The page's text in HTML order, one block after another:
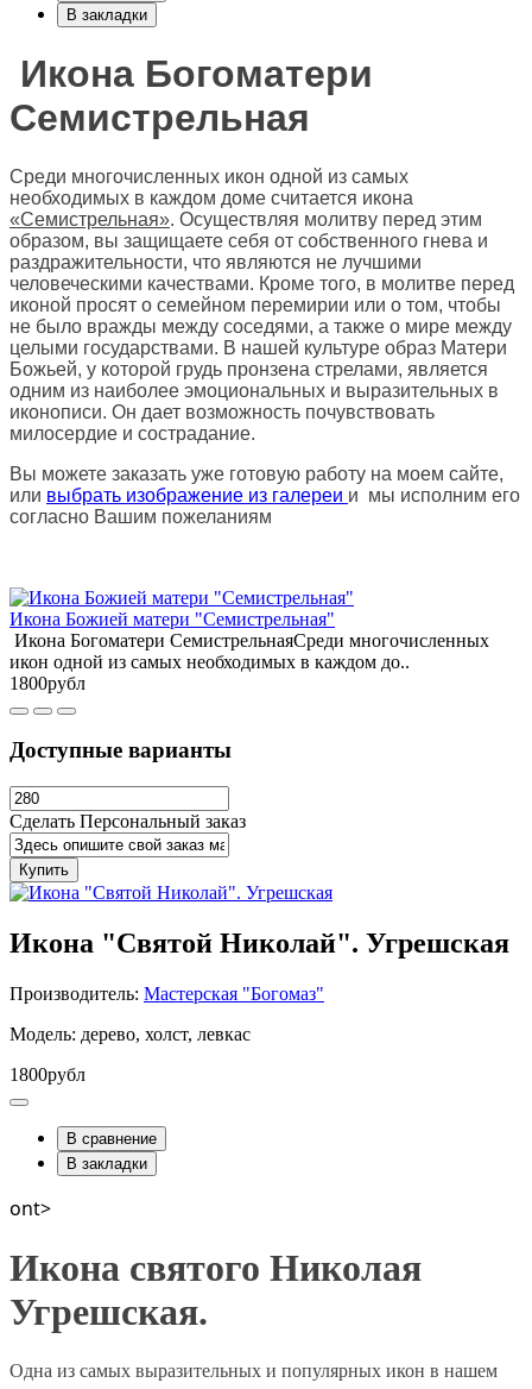
В закладки
Икона Богоматери
Семистрельная
Среди многочисленных икон одной из самых
необходимых в каждом доме считается икона
«Семистрельная». Осуществляя молитву перед этим
образом, вы защищаете себя от собственного гнева и
раздражительности, что являются не лучшими
человеческими качествами. Кроме того, в молитве перед
иконой просят о семейном перемирии или о том, чтобы
не было вражды между соседями, а также о мире между
целыми государствами. В нашей культуре образ Матери
Божьей, у которой грудь пронзена стрелами, является
одним из наиболее эмоциональных и выразительных в
иконописи. Он дает возможность почувствовать
милосердие и сострадание.
Вы можете заказать уже готовую работу на моем сайте,
или выбрать изображение из галереи и мы исполним его
согласно Вашим пожеланиям
Икона Божией матери "Семистрельная"
Икона Богоматери СемистрельнаяСреди многочисленных
икон одной из самых необходимых в каждом до..
1800рубл
Доступные варианты
Сделать Персональный заказ
Купить
Икона "Святой Николай". Угрешская
Производитель: Мастерская "Богомаз"
Модель: дерево, холст, левкас
1800рубл
В сравнение
В закладки
ont>
Икона святого Николая
Угрешская.
Одна из самых выразительных и популярных икон в нашем